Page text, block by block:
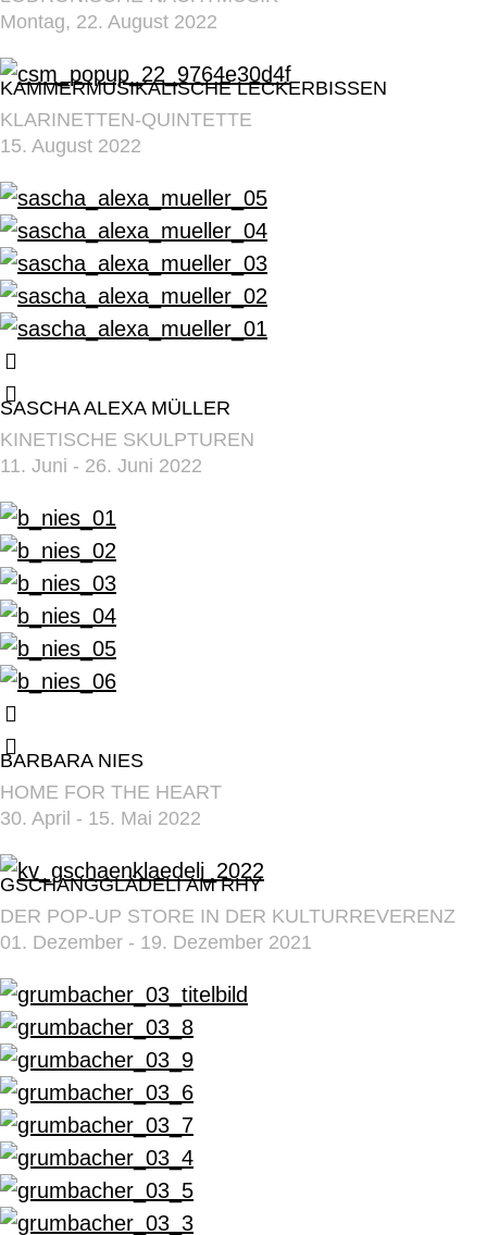
Montag, 22. August 2022
KAMMERMUSIKALISCHE LECKERBISSEN
KLARINETTEN-QUINTETTE
15. August 2022
SASCHA ALEXA MÜLLER
KINETISCHE SKULPTUREN
11. Juni - 26. Juni 2022
BARBARA NIES
HOME FOR THE HEART
30. April - 15. Mai 2022
GSCHÄNGGLÄDELI AM RHY
DER POP-UP STORE IN DER KULTURREVERENZ
01. Dezember - 19. Dezember 2021